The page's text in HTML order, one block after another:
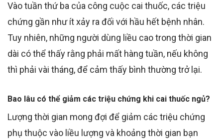
Vào tuần thứ ba của công cuộc cai thuốc, các triệu
chứng gần như ít xảy ra đối với hầu hết bệnh nhân.
Tuy nhiên, những người dùng liều cao trong thời gian
dài có thể thấy rằng phải mất hàng tuần, nếu không
thì phải vài tháng, để cảm thấy bình thường trở lại.
Bao lâu có thể giảm các triệu chứng khi cai thuốc ngủ?
Lượng thời gian mong đợi để giảm các triệu chứng
phụ thuộc vào liều lượng và khoảng thời gian bạn